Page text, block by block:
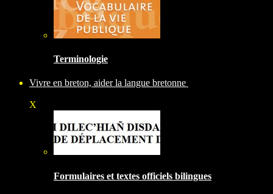
Terminologie
Vivre en breton, aider la langue bretonne
X
Formulaires et textes officiels bilingues